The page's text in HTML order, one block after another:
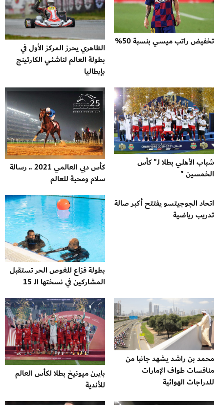
تخفيض راتب ميسي بنسبة 50%
الظاهري يحرز المركز الأول في
بطولة العالم لناشئي الكارتينج
بإيطاليا
شباب الأهلي بطلا لـ" كأس
الخمسين "
كأس دبي العالمي 2021 .. رسالة
سلام ومحبة للعالم
اتحاد الجوجيتسو يفتتح أكبر صالة
تدريب رياضية
بطولة فزاع للغوص الحر تستقبل
المشاركين في نسختها الـ 15
محمد بن راشد يشهد جانبا من
منافسات طواف الإمارات
للدراجات الهوائية
بايرن ميونيخ بطلا لكأس العالم
للأندية